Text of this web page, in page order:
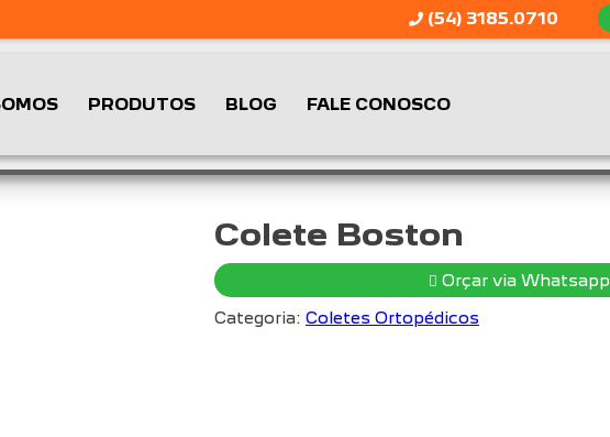
(54) 3185.0710
PRODUTOS BLOG FALE CONOSCO
Colete Boston
Orçar via Whatsapp
Categoria: Coletes Ortopédicos